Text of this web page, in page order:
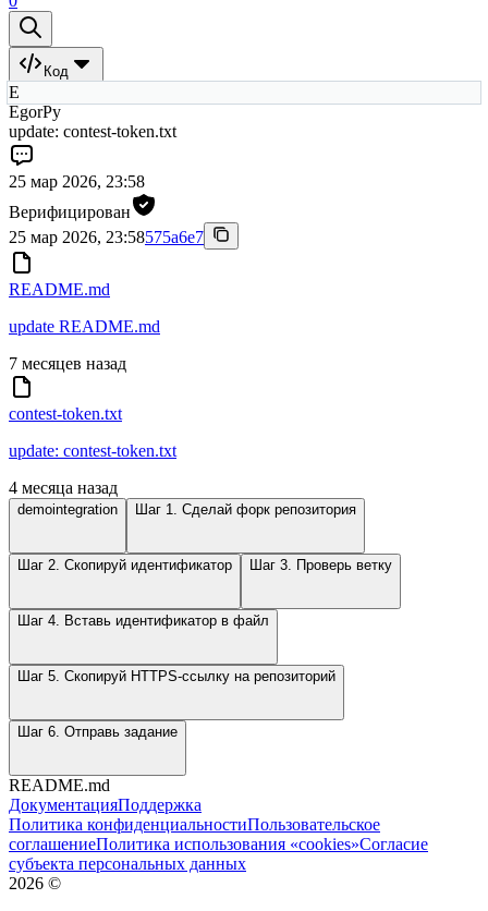
Код
E
EgorPy
update: contest-token.txt
25 мар 2026, 23:58
Верифицирован
25 мар 2026, 23:58575a6e7
README.md
update README.md
7 месяцев назад
contest-token.txt
update: contest-token.txt
4 месяца назад
demointegration Шаг 1. Сделай форк репозитория
Шаг 2. Скопируй идентификатор Шаг 3. Проверь ветку
Шаг 4. Вставь идентификатор в файл
Шаг 5. Скопируй HTTPS-ссылку на репозиторий
Шаг 6. Отправь задание
README.md
ДокументацияПоддержка
Политика конфиденциальностиПользовательское
соглашениеПолитика использования «cookies»Согласие
субъекта персональных данных
2026 ©